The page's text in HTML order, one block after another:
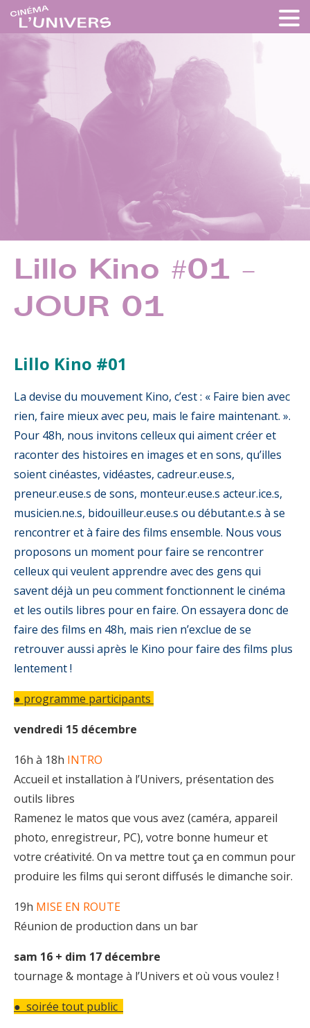
Lillo Kino #01 –
JOUR 01
Lillo Kino #01
La devise du mouvement Kino, c’est : « Faire bien avec
rien, faire mieux avec peu, mais le faire maintenant. ».
Pour 48h, nous invitons celleux qui aiment créer et
raconter des histoires en images et en sons, qu’illes
soient cinéastes, vidéastes, cadreur.euse.s,
preneur.euse.s de sons, monteur.euse.s acteur.ice.s,
musicien.ne.s, bidouilleur.euse.s ou débutant.e.s à se
rencontrer et à faire des films ensemble. Nous vous
proposons un moment pour faire se rencontrer
celleux qui veulent apprendre avec des gens qui
savent déjà un peu comment fonctionnent le cinéma
et les outils libres pour en faire. On essayera donc de
faire des films en 48h, mais rien n’exclue de se
retrouver aussi après le Kino pour faire des films plus
lentement !
● programme participants
vendredi 15 décembre
16h à 18h INTRO
Accueil et installation à l’Univers, présentation des
outils libres
Ramenez le matos que vous avez (caméra, appareil
photo, enregistreur, PC), votre bonne humeur et
votre créativité. On va mettre tout ça en commun pour
produire les films qui seront diffusés le dimanche soir.
19h MISE EN ROUTE
Réunion de production dans un bar
sam 16 + dim 17 décembre
tournage & montage à l’Univers et où vous voulez !
● soirée tout public